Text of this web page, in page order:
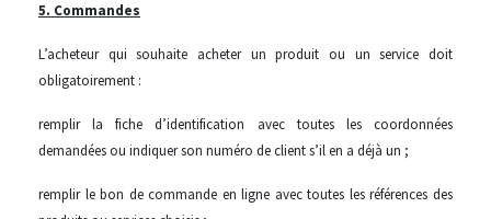
5. Commandes
L’acheteur qui souhaite acheter un produit ou un service doit
obligatoirement :
remplir la fiche d’identification avec toutes les coordonnées
demandées ou indiquer son numéro de client s’il en a déjà un ;
remplir le bon de commande en ligne avec toutes les références des